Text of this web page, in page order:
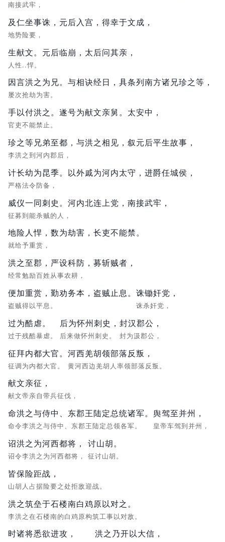
南接武牢，
及仁坐事诛，元后入宫，得幸于文成，
地势险要，
生献文。元后临崩，太后问其亲，
人性..悍。
因言洪之为兄。与相诀经日，具条列南方诸兄珍之等，
屡次抢劫为害。
手以付洪之。遂号为献文亲舅。太安中，
官吏不能禁止。
珍之等兄弟至都，与洪之相见，叙元后平生故事，
李洪之到河内郡后，
计长幼为昆季。以外戚为河内太守，进爵任城侯，
严格法令防备，
威仪一同刺史。河内北连上党，南接武牢，
征募到能杀贼的人，
地险人悍，数为劫害，长吏不能禁。
就给予重赏，
洪之至郡，严设科防，募斩贼者，
经常勉励百姓从事农耕，
便加重赏，勤劝务本，盗贼止息。
盗贼得以平息。
诛锄奸党，
诛杀奸党，
过为酷虐。
过于残酷暴虐。
后为怀州刺史，
后来做怀州刺史。
封汉郡公，
封为汲郡公，
征拜内都大官。
征调为内都大官。
河西羌胡领部落反叛，
黄河西边羌胡人率领部落反叛。
献文亲征，
献文帝亲自带兵征伐，
命洪之与侍中、东郡王陆定总统诸军。
命令李洪之与侍中、东郡王陆定总领各军。
舆驾至并州，
皇帝车驾到并州，
诏洪之为河西都将，
诏令李洪之为河西都将，
讨山胡。
征讨山胡。
皆保险距战，
山胡人占据险要之处拒敌迎战。
洪之筑垒于石楼南白鸡原以对之。
李洪之在石楼南的白鸡原构筑工事以对敌。
时诸将悉欲进攻， 洪之乃开以大信，